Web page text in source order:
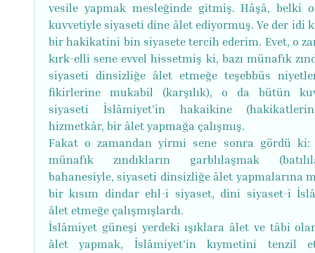
vesile yapmak mesleğinde gitmiş. Hâşâ, belki
kuvvetiyle siyaseti dine âlet ediyormuş. Ve der idi
bir hakikatini bin siyasete tercih ederim. Evet, o
kırk-elli sene evvel hissetmiş ki, bazı münafık
siyaseti dinsizliğe âlet etmeğe teşebbüs
fikirlerine mukabil (karşılık), o da bütün
siyaseti İslâmiyet'in hakaikine
hizmetkâr, bir âlet yapmağa çalışmış.
Fakat o zamandan yirmi sene sonra gördü
münafık zındıkların garblılaşmak
bahanesiyle, siyaseti dinsizliğe âlet yapmalarına
bir kısım dindar ehl-i siyaset, dini siyaset-i
âlet etmeğe çalışmışlardı.
İslâmiyet güneşi yerdeki ışıklara âlet ve tâbi
âlet yapmak, İslâmiyet'in kıymetini tenzil